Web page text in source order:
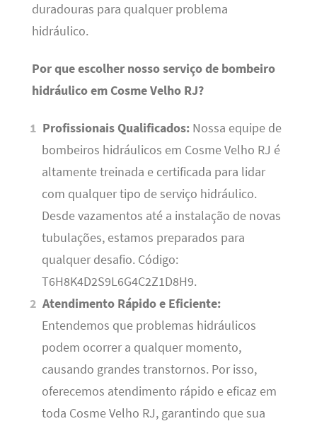
duradouras para qualquer problema
hidráulico.
Por que escolher nosso serviço de bombeiro
hidráulico em Cosme Velho RJ?
Profissionais Qualificados: Nossa equipe de
bombeiros hidráulicos em Cosme Velho RJ é
altamente treinada e certificada para lidar
com qualquer tipo de serviço hidráulico.
Desde vazamentos até a instalação de novas
tubulações, estamos preparados para
qualquer desafio. Código:
T6H8K4D2S9L6G4C2Z1D8H9.
Atendimento Rápido e Eficiente:
Entendemos que problemas hidráulicos
podem ocorrer a qualquer momento,
causando grandes transtornos. Por isso,
oferecemos atendimento rápido e eficaz em
toda Cosme Velho RJ, garantindo que sua